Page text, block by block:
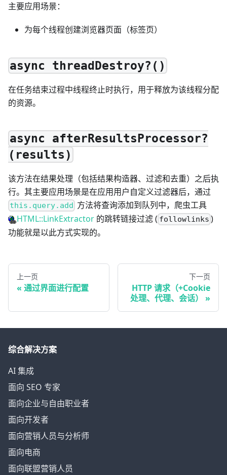
主要应用场景：
为每个线程创建浏览器页面（标签页）
async threadDestroy?()
在任务结束过程中线程终止时执行，用于释放为该线程分配
的资源。
async afterResultsProcessor?
(results)
该方法在结果处理（包括结果构造器、过滤和去重）之后执
行。其主要应用场景是在应用用户自定义过滤器后，通过
this.query.add 方法将查询添加到队列中，爬虫工具
HTML::LinkExtractor 的跳转链接过滤 ( followlinks )
功能就是以此方式实现的。
上一页
通过界面进行配置
下一页
HTTP 请求（+Cookie
处理、代理、会话）
综合解决方案
AI 集成
面向 SEO 专家
面向企业与自由职业者
面向开发者
面向营销人员与分析师
面向电商
面向联盟营销人员